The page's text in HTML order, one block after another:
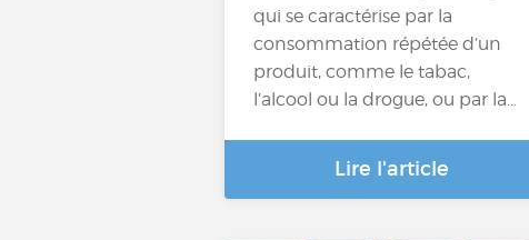
qui se caractérise par la
consommation répétée d’un
produit, comme le tabac,
l’alcool ou la drogue, ou par la…
Lire l'article